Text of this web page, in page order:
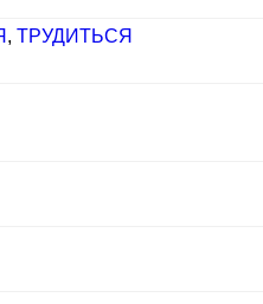
, ТРУДИТЬСЯ